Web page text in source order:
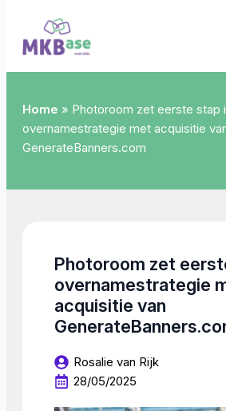
Home » Photoroom zet eerste stap
overnamestrategie met acquisitie
GenerateBanners.com
Photoroom zet
overnamestrategie
acquisitie van
Rosalie van Rijk
28/05/2025